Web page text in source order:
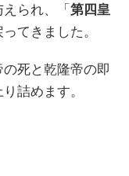
られ、「 第四皇
てきました。
死と乾隆帝の即
詰めます。